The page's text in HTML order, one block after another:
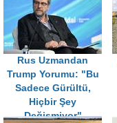
Rus Uzmandan
Trump Yorumu: "Bu
Sadece Gürültü,
Hiçbir Şey
Değişmiyor"